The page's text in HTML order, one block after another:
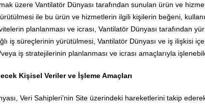
üzere Vantilatör Dünyası tarafından sunulan ürün ve
ile bu ürün ve hizmetlerin ilgili kişilerin beğeni,
planlanması ve icrası, Vantilatör Dünyası tarafından
iş süreçlerinin yürütülmesi, Vantilatör Dünyası ve iş ilişkisi
iş stratejilerinin planlanması ve icrası amaçlarıyla
Kişisel Veriler ve İşleme Amaçları
Veri Sahipleri’nin Site üzerindeki hareketlerini takip